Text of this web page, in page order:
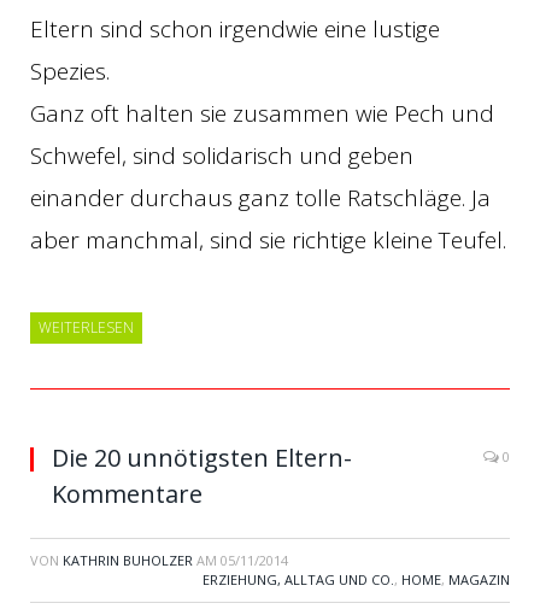
Eltern sind schon irgendwie eine lustige
Spezies.
Ganz oft halten sie zusammen wie Pech und
Schwefel, sind solidarisch und geben
einander durchaus ganz tolle Ratschläge. Ja
aber manchmal, sind sie richtige kleine Teufel.
WEITERLESEN
Die 20 unnötigsten Eltern-
Kommentare
0
VON KATHRIN BUHOLZER AM 05/11/2014
ERZIEHUNG, ALLTAG UND CO., HOME, MAGAZIN